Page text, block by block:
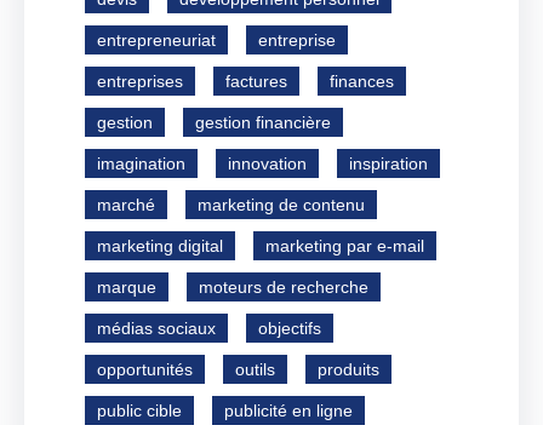
entrepreneuriat entreprise
entreprises factures finances
gestion gestion financière
imagination innovation inspiration
marché marketing de contenu
marketing digital marketing par e-mail
marque moteurs de recherche
médias sociaux objectifs
opportunités outils produits
public cible publicité en ligne